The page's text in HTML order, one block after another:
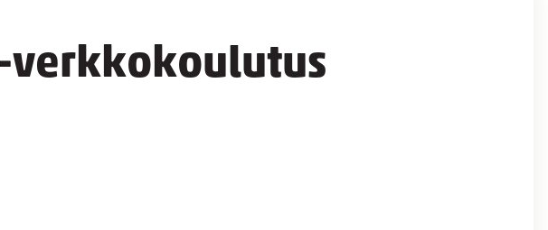
verkkokoulutus